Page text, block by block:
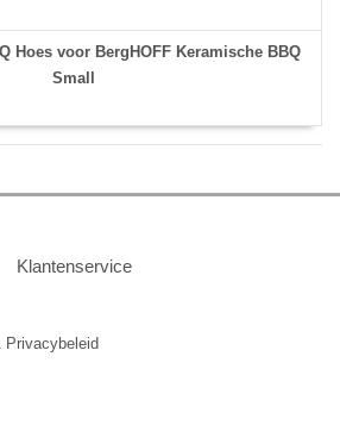
Hoes voor BergHOFF Keramische BBQ
Small
Klantenservice
Privacybeleid